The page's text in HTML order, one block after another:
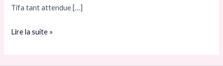
Tifa tant attendue […]
Lire la suite »